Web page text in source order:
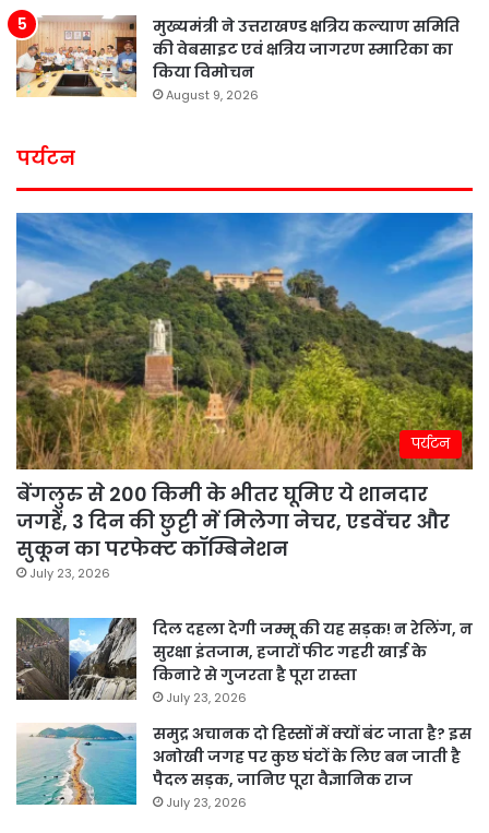
मुख्यमंत्री ने उत्तराखण्ड क्षत्रिय कल्याण समिति
की वेबसाइट एवं क्षत्रिय जागरण स्मारिका का
किया विमोचन
August 9, 2026
पर्यटन
पर्यटन
बेंगलुरु से 200 किमी के भीतर घूमिए ये शानदार
जगहें, 3 दिन की छुट्टी में मिलेगा नेचर, एडवेंचर और
सुकून का परफेक्ट कॉम्बिनेशन
July 23, 2026
दिल दहला देगी जम्मू की यह सड़क! न रेलिंग, न
सुरक्षा इंतजाम, हजारों फीट गहरी खाई के
किनारे से गुजरता है पूरा रास्ता
July 23, 2026
समुद्र अचानक दो हिस्सों में क्यों बंट जाता है? इस
अनोखी जगह पर कुछ घंटों के लिए बन जाती है
पैदल सड़क, जानिए पूरा वैज्ञानिक राज
July 23, 2026